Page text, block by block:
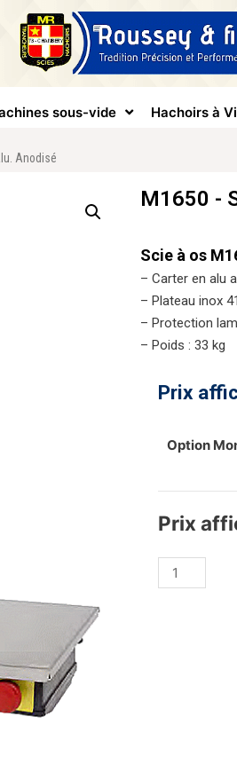
sous-vide Hachoirs à
Anodisé
M1650 -
Scie à os
– Carter en alu
– Plateau inox
– Protection
– Poids : 33 kg
Prix
Option
Prix